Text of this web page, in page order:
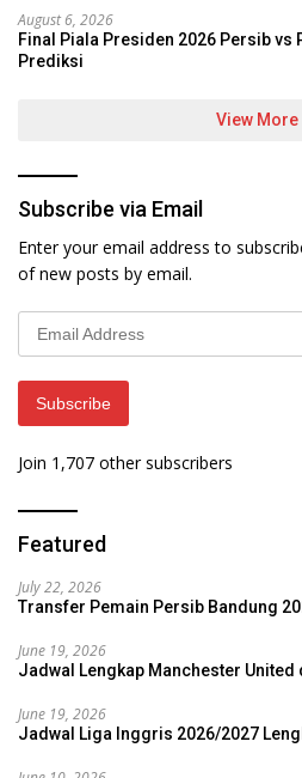
August 6, 2026
Final Piala Presiden 2026 Persib vs
Prediksi
View More
Subscribe via Email
Enter your email address to
of new posts by email.
Subscribe
Join 1,707 other subscribers
Featured
July 22, 2026
Transfer Pemain Persib Bandung
June 19, 2026
Jadwal Lengkap Manchester
June 19, 2026
Jadwal Liga Inggris 2026/2027